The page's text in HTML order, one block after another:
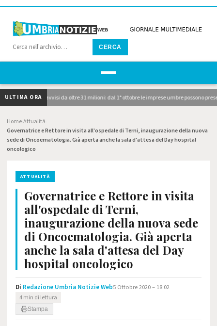
CERCA
ULTIMA ORA
i due avvisi da oltre 31 milioni: dal 1° ottobre le imprese umbre possono
HomeAttualità
Governatrice e Rettore in visita all'ospedale di Terni, inaugurazione della nuova
sede di Oncoematologia. Già aperta anche la sala d'attesa del Day hospital
oncologico
ATTUALITÀ
Governatrice e Rettore in visita
all'ospedale di Terni,
inaugurazione della nuova sede
di Oncoematologia. Già aperta
anche la sala d'attesa del Day
hospital oncologico
Di Redazione Umbria Notizie Web5 Ottobre 2020 – 18:02
4 min di lettura
Stampa